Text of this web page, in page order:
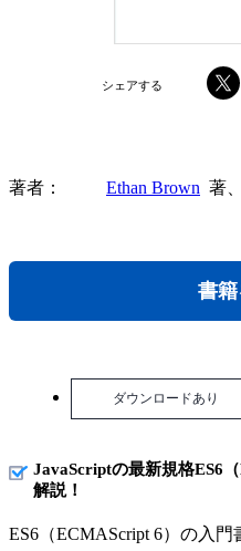
シェアする
著者 Ethan Brown 著、
書
ダウンロードあり
JavaScriptの最新規格ES6
解説！
ES6（ECMAScript 6）の入